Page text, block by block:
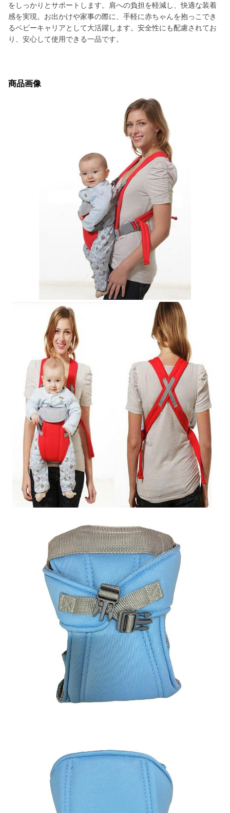
をしっかりとサポートします。肩への負担を軽減し、快適な装着
感を実現。お出かけや家事の際に、手軽に赤ちゃんを抱っこでき
るベビーキャリアとして大活躍します。安全性にも配慮されてお
り、安心して使用できる一品です。
商品画像